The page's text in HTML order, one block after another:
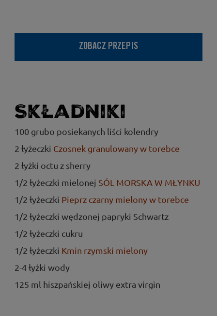
ZOBACZ PRZEPIS
Składniki
100 grubo posiekanych liści kolendry
2 łyżeczki Czosnek granulowany w torebce
2 łyżki octu z sherry
1/2 łyżeczki mielonej SÓL MORSKA W MŁYNKU
1/2 łyżeczki Pieprz czarny mielony w torebce
1/2 łyżeczki wędzonej papryki Schwartz
1/2 łyżeczki cukru
1/2 łyżeczki Kmin rzymski mielony
2-4 łyżki wody
125 ml hiszpańskiej oliwy extra virgin